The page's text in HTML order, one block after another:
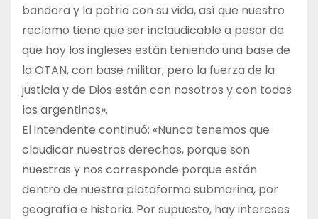
bandera y la patria con su vida, así que nuestro
reclamo tiene que ser inclaudicable a pesar de
que hoy los ingleses están teniendo una base de
la OTAN, con base militar, pero la fuerza de la
justicia y de Dios están con nosotros y con todos
los argentinos».
El intendente continuó: «Nunca tenemos que
claudicar nuestros derechos, porque son
nuestras y nos corresponde porque están
dentro de nuestra plataforma submarina, por
geografía e historia. Por supuesto, hay intereses